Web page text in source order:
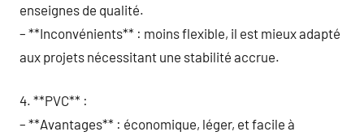
enseignes de qualité.
– **Inconvénients** : moins flexible, il est mieux adapté
aux projets nécessitant une stabilité accrue.
4. **PVC** :
– **Avantages** : économique, léger, et facile à